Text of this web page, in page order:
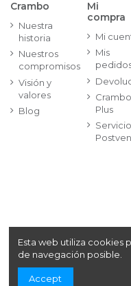
Crambo
Nuestra
historia
Nuestros
compromisos
Visión y
valores
Blog
Mi
compra
Mi
Mis
Crambo
Plus
Servicio
Copyright© 2024
Segunda Planta, |
Esta web utiliza cookies
de navegación posible.
Accept